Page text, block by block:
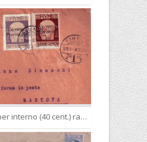
6.9.1921 Lettera per interno (40 cent.) raccomantata (40 cent.) Espresso (50 cent.) fermo posta (20 cent.) nella regolare tariffa complessiva di 1,50 lire.